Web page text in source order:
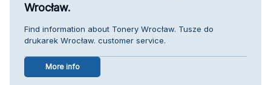
Wrocław.
Find information about Tonery Wrocław. Tusze do
drukarek Wrocław. customer service.
More info